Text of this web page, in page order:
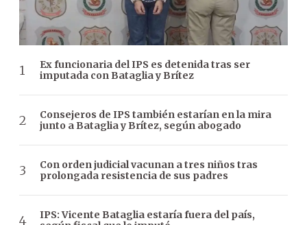
Ex funcionaria del IPS es detenida tras ser
imputada con Bataglia y Brítez
Consejeros de IPS también estarían en la mira
junto a Bataglia y Brítez, según abogado
Con orden judicial vacunan a tres niños tras
prolongada resistencia de sus padres
IPS: Vicente Bataglia estaría fuera del país,